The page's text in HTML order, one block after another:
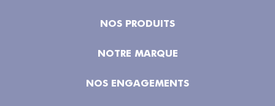
NOS PRODUITS
NOTRE MARQUE
NOS ENGAGEMENTS